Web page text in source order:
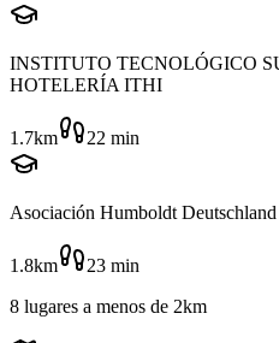
INSTITUTO TECNOLÓGICO
HOTELERÍA ITHI
1.7km 22 min
Asociación Humboldt
1.8km 23 min
8 lugares a menos de 2km